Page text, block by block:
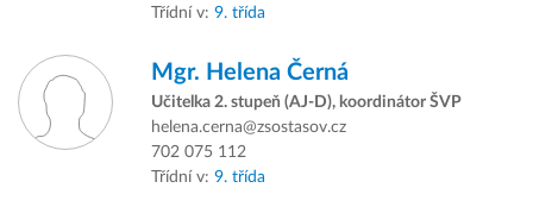
Třídní v: 9. třída
Mgr. Helena Černá
Učitelka 2. stupeň (AJ-D), koordinátor ŠVP
helena.cerna@zsostasov.cz
702 075 112
Třídní v: 9. třída